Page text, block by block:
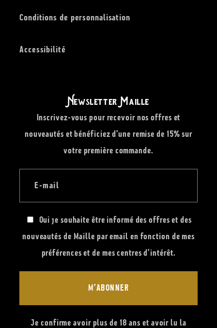
Conditions de personnalisation
Accessibilité
Newsletter Maille
Inscrivez-vous pour recevoir nos offres et
nouveautés et bénéficiez d’une remise de 15% sur
votre première commande.
E-mail
Oui je souhaite être informé des offres et des
nouveautés de Maille par email en fonction de mes
préférences et de mes centres d’intérêt.
M’ABONNER
Je confirme avoir plus de 18 ans et avoir lu la